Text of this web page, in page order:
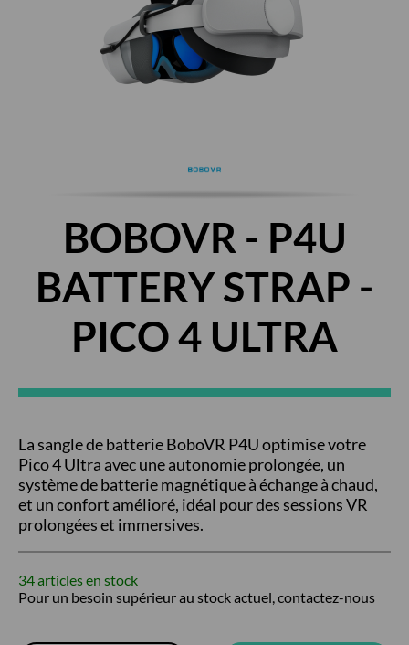
BOBOVR - P4U
BATTERY STRAP -
PICO 4 ULTRA
La sangle de batterie BoboVR P4U optimise votre
Pico 4 Ultra avec une autonomie prolongée, un
système de batterie magnétique à échange à chaud,
et un confort amélioré, idéal pour des sessions VR
prolongées et immersives.
34 articles en stock
Pour un besoin supérieur au stock actuel, contactez-nous